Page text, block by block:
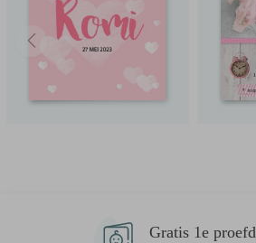
Gratis 1e